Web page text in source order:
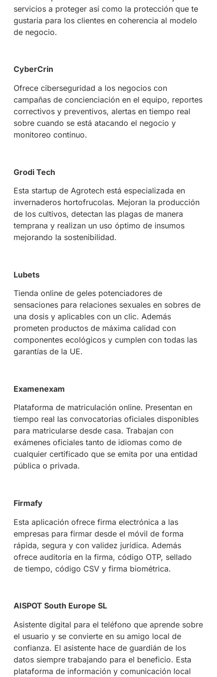
servicios a proteger así como la protección que te
gustaría para los clientes en coherencia al modelo
de negocio.
CyberCrin
Ofrece ciberseguridad a los negocios con
campañas de concienciación en el equipo, reportes
correctivos y preventivos, alertas en tiempo real
sobre cuando se está atacando el negocio y
monitoreo continuo.
Grodi Tech
Esta startup de Agrotech está especializada en
invernaderos hortofrucolas. Mejoran la producción
de los cultivos, detectan las plagas de manera
temprana y realizan un uso óptimo de insumos
mejorando la sostenibilidad.
Lubets
Tienda online de geles potenciadores de
sensaciones para relaciones sexuales en sobres de
una dosis y aplicables con un clic. Además
prometen productos de máxima calidad con
componentes ecológicos y cumplen con todas las
garantías de la UE.
Examenexam
Plataforma de matriculación online. Presentan en
tiempo real las convocatorias oficiales disponibles
para matricularse desde casa. Trabajan con
exámenes oficiales tanto de idiomas como de
cualquier certificado que se emita por una entidad
pública o privada.
Firmafy
Esta aplicación ofrece firma electrónica a las
empresas para firmar desde el móvil de forma
rápida, segura y con validez jurídica. Además
ofrece auditoría en la firma, código OTP, sellado
de tiempo, código CSV y firma biométrica.
AISPOT South Europe SL
Asistente digital para el teléfono que aprende sobre
el usuario y se convierte en su amigo local de
confianza. El asistente hace de guardián de los
datos siempre trabajando para el beneficio. Esta
plataforma de información y comunicación local